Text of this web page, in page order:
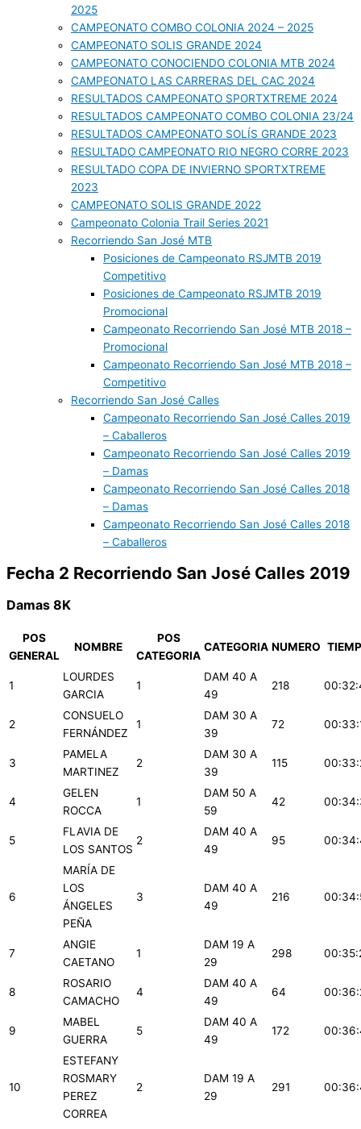
2025
CAMPEONATO COMBO COLONIA 2024 – 2025
CAMPEONATO SOLIS GRANDE 2024
CAMPEONATO CONOCIENDO COLONIA MTB 2024
CAMPEONATO LAS CARRERAS DEL CAC 2024
RESULTADOS CAMPEONATO SPORTXTREME 2024
RESULTADOS CAMPEONATO COMBO COLONIA 23/24
RESULTADOS CAMPEONATO SOLÍS GRANDE 2023
RESULTADO CAMPEONATO RIO NEGRO CORRE 2023
RESULTADO COPA DE INVIERNO SPORTXTREME
2023
CAMPEONATO SOLIS GRANDE 2022
Campeonato Colonia Trail Series 2021
Recorriendo San José MTB
Posiciones de Campeonato RSJMTB 2019
Competitivo
Posiciones de Campeonato RSJMTB 2019
Promocional
Campeonato Recorriendo San José MTB 2018 –
Promocional
Campeonato Recorriendo San José MTB 2018 –
Competitivo
Recorriendo San José Calles
Campeonato Recorriendo San José Calles 2019
– Caballeros
Campeonato Recorriendo San José Calles 2019
– Damas
Campeonato Recorriendo San José Calles 2018
– Damas
Campeonato Recorriendo San José Calles 2018
– Caballeros
Fecha 2 Recorriendo San José Calles 2019
Damas 8K
POS
GENERAL
NOMBRE
POS
CATEGORIA
CATEGORIA NUMERO
1
LOURDES
GARCIA
1
DAM 40 A
49
218
2
CONSUELO
FERNÁNDEZ
1
DAM 30 A
39
72
3
PAMELA
MARTINEZ
2
DAM 30 A
39
115
4
GELEN
ROCCA
1
DAM 50 A
59
42
5
FLAVIA DE
LOS SANTOS
2
DAM 40 A
49
95
6
MARÍA DE
LOS
ÁNGELES
PEÑA
3
DAM 40 A
49
216
7
ANGIE
CAETANO
1
DAM 19 A
29
298
8
ROSARIO
CAMACHO
4
DAM 40 A
49
64
9
MABEL
GUERRA
5
DAM 40 A
49
172
10
ESTEFANY
ROSMARY
PEREZ
CORREA
2
DAM 19 A
29
291